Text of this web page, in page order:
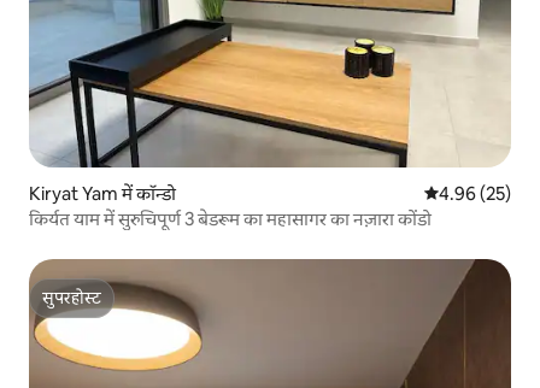
Kiryat Yam में कॉन्डो औसत रेटिंग 5 में
4.96 (25)
किर्यत याम में सुरुचिपूर्ण 3 बेडरूम का महासागर का नज़ारा कोंडो
सुपरहोस्ट
सुपरहोस्ट